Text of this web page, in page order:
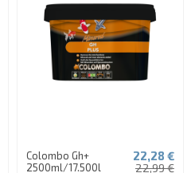
Colombo Gh+
2500ml/17.500l
22,28 €
22,99 €